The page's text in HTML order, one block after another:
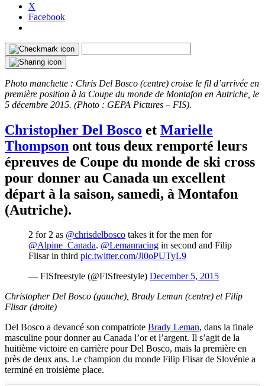
X
Facebook
Photo manchette : Chris Del Bosco (centre) croise le fil d’arrivée en
première position à la Coupe du monde de Montafon en Autriche, le
5 décembre 2015. (Photo : GEPA Pictures – FIS).
Christopher Del Bosco et Marielle
Thompson ont tous deux remporté leurs
épreuves de Coupe du monde de ski cross
pour donner au Canada un excellent
départ à la saison, samedi, à Montafon
(Autriche).
2 for 2 as @chrisdelbosco takes it for the men for
@Alpine_Canada. @Lemanracing in second and Filip
Flisar in third pic.twitter.com/Jl0oPUTyL9
— FISfreestyle (@FISfreestyle) December 5, 2015
Christopher Del Bosco (gauche), Brady Leman (centre) et Filip
Flisar (droite)
Del Bosco a devancé son compatriote Brady Leman, dans la finale
masculine pour donner au Canada l’or et l’argent. Il s’agit de la
huitième victoire en carrière pour Del Bosco, mais la première en
près de deux ans. Le champion du monde Filip Flisar de Slovénie a
terminé en troisième place.